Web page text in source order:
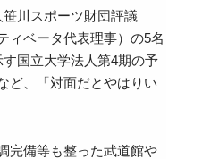
川スポーツ財団評議
ィベータ代表理事）の5名
国立大学法人第4期の予
ど、「対面だとやはりい
完備等も整った武道館や